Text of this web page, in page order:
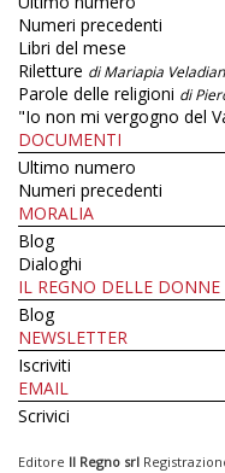
Numeri precedenti
Libri del mese
Riletture di Mariapia
Parole delle religioni di
"Io non mi vergogno del
DOCUMENTI
Ultimo numero
Numeri precedenti
MORALIA
Blog
Dialoghi
IL REGNO DELLE DONNE
Blog
NEWSLETTER
Iscriviti
EMAIL
Scrivici
Editore Il Regno srl